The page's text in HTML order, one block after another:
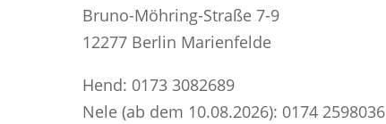
Bruno-Möhring-Straße 7-9
12277 Berlin Marienfelde
Hend: 0173 3082689
Nele (ab dem 10.08.2026): 0174 2598036